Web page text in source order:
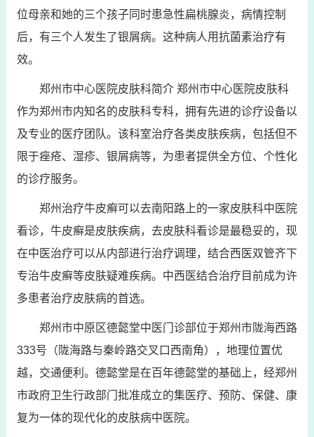
位母亲和她的三个孩子同时患急性扁桃腺炎，病情控制
后，有三个人发生了银屑病。这种病人用抗菌素治疗有
效。
郑州市中心医院皮肤科简介 郑州市中心医院皮肤科
作为郑州市内知名的皮肤科专科，拥有先进的诊疗设备以
及专业的医疗团队。该科室治疗各类皮肤疾病，包括但不
限于痤疮、湿疹、银屑病等，为患者提供全方位、个性化
的诊疗服务。
郑州治疗牛皮癣可以去南阳路上的一家皮肤科中医院
看诊，牛皮癣是皮肤疾病，去皮肤科看诊是最稳妥的，现
在中医治疗可以从内部进行治疗调理，结合西医双管齐下
专治牛皮癣等皮肤疑难疾病。中西医结合治疗目前成为许
多患者治疗皮肤病的首选。
郑州市中原区德懿堂中医门诊部位于郑州市陇海西路
333号（陇海路与秦岭路交叉口西南角），地理位置优
越，交通便利。德懿堂是在百年德懿堂的基础上，经郑州
市政府卫生行政部门批准成立的集医疗、预防、保健、康
复为一体的现代化的皮肤病中医院。